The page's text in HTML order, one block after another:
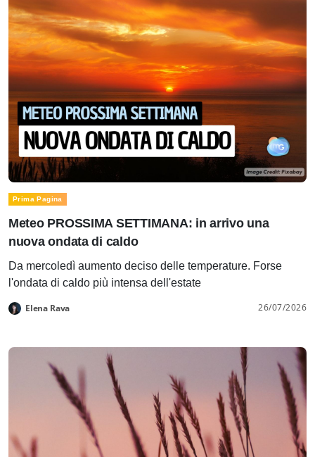
Prima Pagina
Meteo PROSSIMA SETTIMANA: in arrivo una
nuova ondata di caldo
Da mercoledì aumento deciso delle temperature. Forse
l'ondata di caldo più intensa dell'estate
Elena Rava 26/07/2026